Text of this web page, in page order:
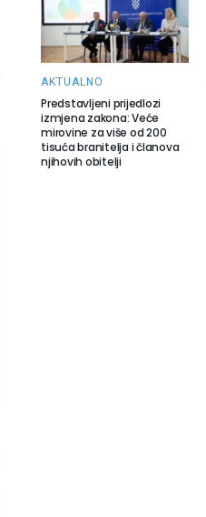
AKTUALNO
Predstavljeni prijedlozi
izmjena zakona: Veće
mirovine za više od 200
tisuća branitelja i članova
njihovih obitelji